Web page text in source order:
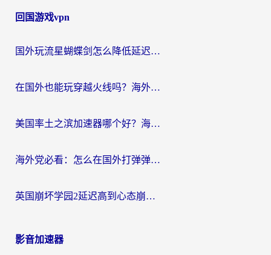
回国游戏vpn
国外玩流星蝴蝶剑怎么降低延迟？海外党必看的加速秘籍（含欧洲鸣潮&彩虹岛优化攻略）
在国外也能玩穿越火线吗？海外玩家国服游戏畅玩终极指南
美国率土之滨加速器哪个好？海外党国服游戏畅玩终极指南（附多游戏解决方案）
海外党必看：怎么在国外打弹弹堂不卡？番茄加速器亲测指南
英国崩坏学园2延迟高到心态崩？海外党国服游戏加速终极指南
影音加速器